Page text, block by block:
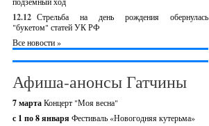
12.12 Стрельба на день рождения обернулась
"букетом" статей УК РФ
Все новости »
Афиша-анонсы Гатчины
7 мартаКонцерт "Моя весна"
с 1 по 8 января Фестиваль «Новогодняя кутерьма»